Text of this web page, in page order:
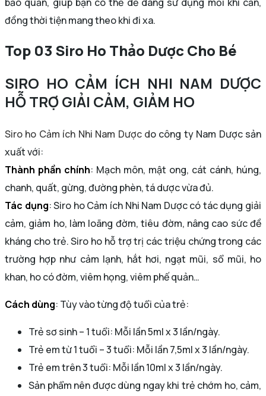
đồng thời tiện mang theo khi đi xa.
Top 03 Siro Ho Thảo Dược Cho Bé
SIRO HO CẢM ÍCH NHI NAM DƯỢC
HỖ TRỢ GIẢI CẢM, GIẢM HO
Siro ho Cảm ích Nhi Nam Dược do công ty Nam Dược sản
xuất với:
Thành phần chính: Mạch môn, mật ong, cát cánh, húng,
chanh, quất, gừng, đường phèn, tá dược vừa đủ.
Tác dụng: Siro ho Cảm ích Nhi Nam Dược có tác dụng giải
cảm, giảm ho, làm loãng đờm, tiêu đờm, nâng cao sức đề
kháng cho trẻ. Siro ho hỗ trợ trị các triệu chứng trong các
trường hợp như cảm lạnh, hắt hơi, ngạt mũi, sổ mũi, ho
khan, ho có đờm, viêm họng, viêm phế quản…
Cách dùng: Tùy vào từng độ tuổi của trẻ:
Trẻ sơ sinh – 1 tuổi: Mỗi lần 5ml x 3 lần/ngày.
Trẻ em từ 1 tuổi – 3 tuổi: Mỗi lần 7,5ml x 3 lần/ngày.
Trẻ em trên 3 tuổi: Mỗi lần 10ml x 3 lần/ngày.
Sản phẩm nên được dùng ngay khi trẻ chớm ho, cảm,